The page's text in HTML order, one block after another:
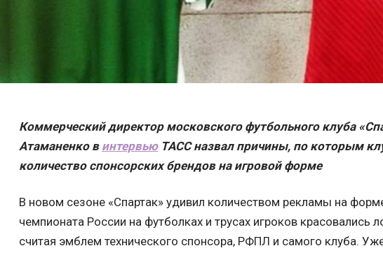
Коммерческий директор московского футбольного клуба
Атаманенко в интервьюТАСС назвал причины, по которым
количество спонсорских брендов на игровой форме
В новом сезоне «Спартак» удивил количеством рекламы на
чемпионата России на футболках и трусах игроков красовались
считая эмблем технического спонсора, РФПЛ и самого клуба.